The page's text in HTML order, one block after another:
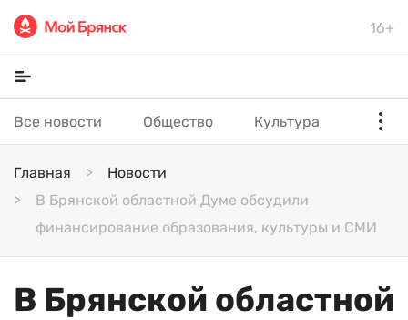
16+
Все новости Общество Культура
Главная
Новости
В Брянской областной Думе обсудили
финансирование образования, культуры и СМИ
В Брянской областной